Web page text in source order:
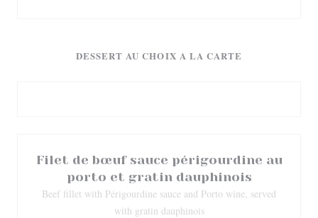
DESSERT AU CHOIX A LA CARTE
Filet de bœuf sauce périgourdine au
porto et gratin dauphinois
Beef fillet with Périgourdine sauce and Porto wine, served
with gratin dauphinois